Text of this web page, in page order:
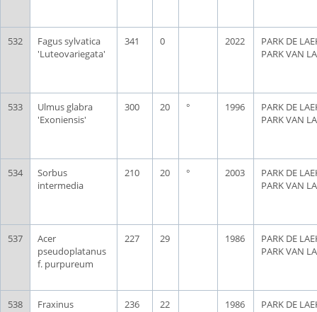
532
Fagus sylvatica
'Luteovariegata'
341 0 2022
PARK DE
PARK VAN
533
Ulmus glabra
'Exoniensis'
300 20 ° 1996
PARK DE
PARK VAN
534
Sorbus
intermedia
210 20 ° 2003
PARK DE
PARK VAN
537
Acer
pseudoplatanus
f. purpureum
227 29 1986
PARK DE
PARK VAN
538
Fraxinus
236 22 1986
PARK DE